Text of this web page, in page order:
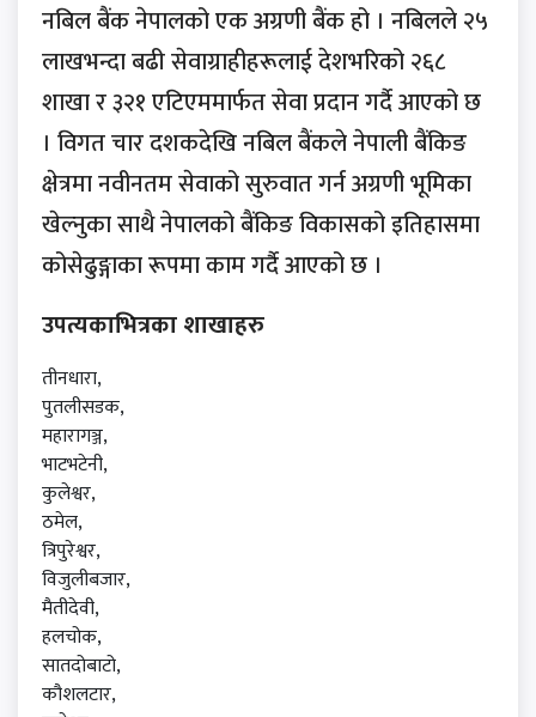
नबिल बैंक नेपालको एक अग्रणी बैंक हो । नबिलले २५
लाखभन्दा बढी सेवाग्राहीहरूलाई देशभरिको २६८
शाखा र ३२१ एटिएममार्फत सेवा प्रदान गर्दै आएको छ
। विगत चार दशकदेखि नबिल बैंकले नेपाली बैंकिङ
क्षेत्रमा नवीनतम सेवाको सुरुवात गर्न अग्रणी भूमिका
खेल्नुका साथै नेपालको बैंकिङ विकासको इतिहासमा
कोसेढुङ्गाका रूपमा काम गर्दै आएको छ ।
उपत्यकाभित्रका शाखाहरु
तीनधारा,
पुतलीसडक,
महारागञ्ज,
भाटभटेनी,
कुलेश्वर,
ठमेल,
त्रिपुरेश्वर,
विजुलीबजार,
मैतीदेवी,
हलचोक,
सातदोबाटो,
कौशलटार,